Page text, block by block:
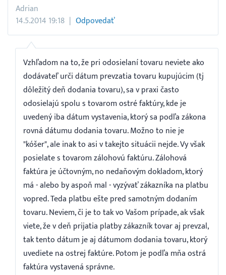
Adrian
14.5.2014 19:18
Odpovedať
Vzhľadom na to, že pri odosielaní tovaru neviete ako
dodávateľ urči dátum prevzatia tovaru kupujúcim (tj
dôležitý deň dodania tovaru), sa v praxi často
odosielajú spolu s tovarom ostré faktúry, kde je
uvedený iba dátum vystavenia, ktorý sa podľa zákona
rovná dátumu dodania tovaru. Možno to nie je
"kóšer", ale inak to asi v takejto situácii nejde. Vy však
posielate s tovarom zálohovú faktúru. Zálohová
faktúra je účtovným, no nedaňovým dokladom, ktorý
má - alebo by aspoň mal - vyzývať zákazníka na platbu
vopred. Teda platbu ešte pred samotným dodaním
tovaru. Neviem, či je to tak vo Vašom prípade, ak však
viete, že v deň prijatia platby zákazník tovar aj prevzal,
tak tento dátum je aj dátumom dodania tovaru, ktorý
uvediete na ostrej faktúre. Potom je podľa mňa ostrá
faktúra vystavená správne.